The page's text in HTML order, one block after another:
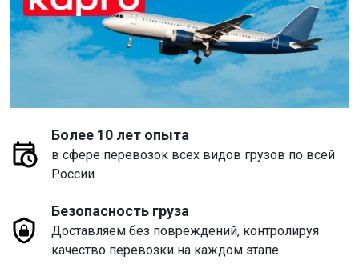
Более 10 лет опыта
в сфере перевозок всех видов грузов по всей
России
Безопасность груза
Доставляем без повреждений, контролируя
качество перевозки на каждом этапе